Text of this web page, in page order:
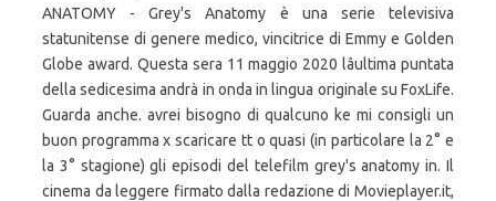
ANATOMY - Grey's Anatomy è una serie televisiva
statunitense di genere medico, vincitrice di Emmy e Golden
Globe award. Questa sera 11 maggio 2020 lâultima puntata
della sedicesima andrà in onda in lingua originale su FoxLife.
Guarda anche. avrei bisogno di qualcuno ke mi consigli un
buon programma x scaricare tt o quasi (in particolare la 2° e
la 3° stagione) gli episodi del telefilm grey's anatomy in. Il
cinema da leggere firmato dalla redazione di Movieplayer.it,